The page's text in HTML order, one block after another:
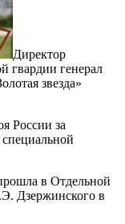
Директор
гвардии генерал
звезда»
России за
в Отдельной
Дзержинского в